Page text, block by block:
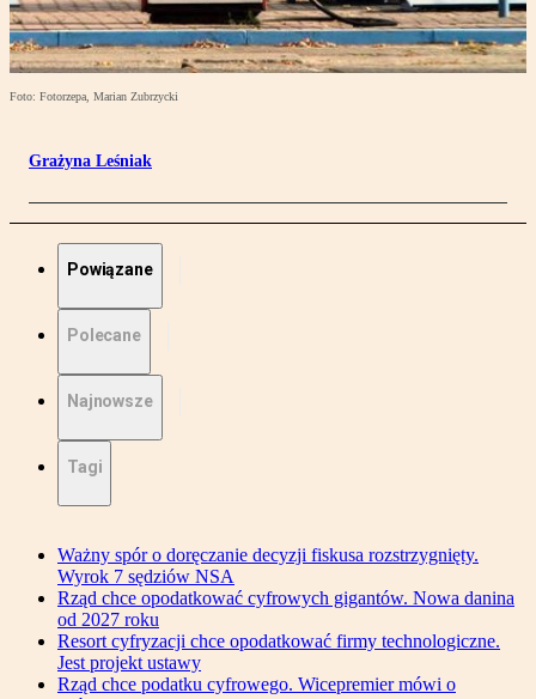
Foto: Fotorzepa, Marian Zubrzycki
Grażyna Leśniak
Powiązane
Polecane
Najnowsze
Tagi
Ważny spór o doręczanie decyzji fiskusa rozstrzygnięty.
Wyrok 7 sędziów NSA
Rząd chce opodatkować cyfrowych gigantów. Nowa danina
od 2027 roku
Resort cyfryzacji chce opodatkować firmy technologiczne.
Jest projekt ustawy
Rząd chce podatku cyfrowego. Wicepremier mówi o